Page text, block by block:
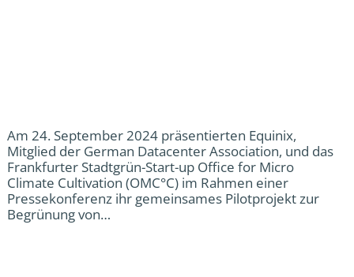
Am 24. September 2024 präsentierten Equinix,
Mitglied der German Datacenter Association, und das
Frankfurter Stadtgrün-Start-up Office for Micro
Climate Cultivation (OMC°C) im Rahmen einer
Pressekonferenz ihr gemeinsames Pilotprojekt zur
Begrünung von…